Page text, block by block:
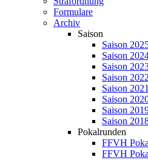
Formulare
Archiv
Saison
Saison
Saison
Saison
Saison 2022
Saison 2021
Saison
Saison
Saison
Pokalrunden
FFVH
FFVH